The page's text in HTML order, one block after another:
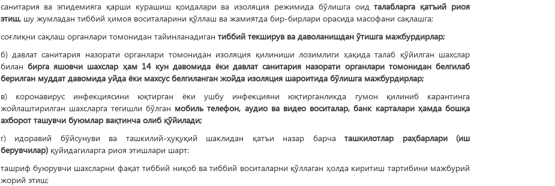
санитария ва эпидемияга қарши курашиш қоидалари ва изоляция режимида бўлишга оидталабларга қатъий риоя
этиш,шу жумладан тиббий ҳимоя воситаларини қўллаш ва жамиятда бир-бирлари орасида масофани сақлашга;
соғлиқни сақлаш органлари томонидан тайинланадиган тиббий текширув ва даволанишдан ўтишга мажбурдирлар;
б) давлат санитария назорати органлари томонидан изоляция қилиниши лозимлиги ҳақида талаб қўйилган шахслар
билан бирга яшовчи шахслар ҳам 14 кун давомида ёки давлат санитария назорати органлари томонидан белгилаб
берилган муддат давомида уйда ёки махсус белгиланган жойда изоляция шароитида бўлишга мажбурдирлар;
в) коронавирус инфекциясини юқтирган ёки ушбу инфекцияни юқтирганликда гумон қилиниб карантинга
жойлаштирилган шахсларга тегишли бўлган мобиль телефон, аудио ва видео воситалар, банк карталари ҳамда бошқа
ахборот ташувчи буюмлар вақтинча олиб қўйилади;
г) идоравий бўйсунуви ва ташкилий-ҳуқуқий шаклидан қатъи назар барча ташкилотлар раҳбарлари (иш
берувчилар)қуйидагиларга риоя этишлари шарт:
ташриф буюрувчи шахсларни фақат тиббий ниқоб ва тиббий воситаларни қўллаган ҳолда киритиш тартибини мажбурий
жорий этиш;